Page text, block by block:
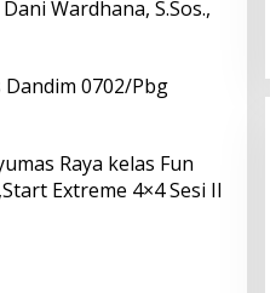
Wardhana, S.Sos.,
0702/Pbg
Raya kelas Fun
Extreme 4×4 Sesi II